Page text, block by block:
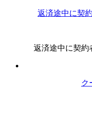
返済途中に契
返済途中に契約
ク